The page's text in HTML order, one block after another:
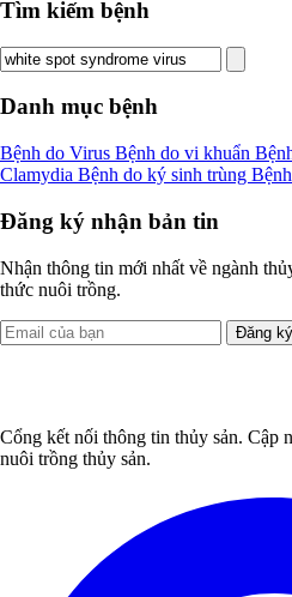
Tìm kiếm bệnh
Danh mục bệnh
Bệnh do Virus Bệnh do vi khuẩn
Clamydia Bệnh do ký sinh trùng
Đăng ký nhận bản tin
Nhận thông tin mới nhất về ngành
thức nuôi trồng.
Đăng ký
Cổng kết nối thông tin thủy sản. Cập
nuôi trồng thủy sản.